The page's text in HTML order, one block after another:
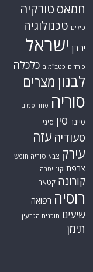
חמאס טורקיה
טילים טכנולוגיה
ירדן ישראל
כורדים כטב"מים כלכלה
לבנון מצרים
סוריה סחר סמים
סייבר סין סיני
סעודיה עזה
עירק צבא סוריה חופשי
צרפת קונייטרה
קורונה קטאר
רוסיה רפואה
שיעים תוכנית הגרעין
תימן